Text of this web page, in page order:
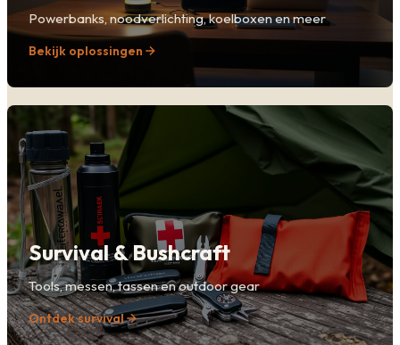
Powerbanks, noodverlichting, koelboxen en meer
Bekijk oplossingen
Survival & Bushcraft
Tools, messen, tassen en outdoor gear
Ontdek survival